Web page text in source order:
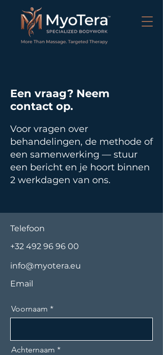
Een vraag? Neem
contact op.
Voor vragen over
behandelingen, de methode of
een samenwerking — stuur
een bericht en je hoort binnen
2 werkdagen van ons.
Telefoon
+32 492 96 96 00
info@myotera.eu
Email
Voornaam
Achternaam